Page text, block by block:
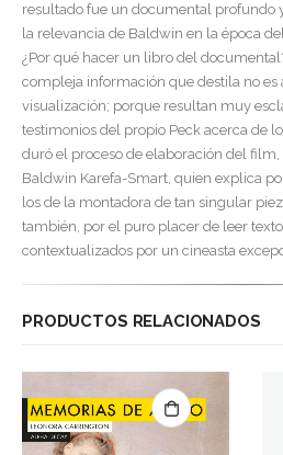
resultado fue un documental profundo
la relevancia de Baldwin en la época
¿Por qué hacer un libro del
compleja información que destila no es
visualización; porque resultan muy
testimonios del propio Peck acerca de
duró el proceso de elaboración del film,
Baldwin Karefa-Smart, quien explica
los de la montadora de tan singular
también, por el puro placer de leer
contextualizados por un cineasta
PRODUCTOS RELACIONADOS